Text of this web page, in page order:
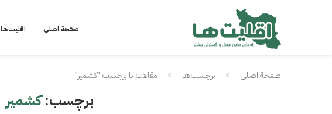
صفحة اصلي اقلیت‌ها
صفحة اصلي برچسب‌ها مقالات با برچسب "کشمیر"
برچسب:کشمیر